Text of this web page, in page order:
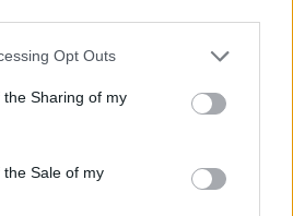
app uses one or more Google
usage behaviour. You may click to
Google and its third-party tags to
purposes in below Google
Opt Outs
Sharing of my
Sale of my
osserva Bologna dalla finestra
di Stato dove una volta ha
settimana a consultare faldoni
cittadine: quel documento
istituzionali. Tiene linea critica
amante del caffè lungo e del